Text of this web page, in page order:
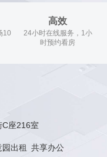
10
高效
24小时在线服务，1小
时预约看房
座216室
园出租 共享办公